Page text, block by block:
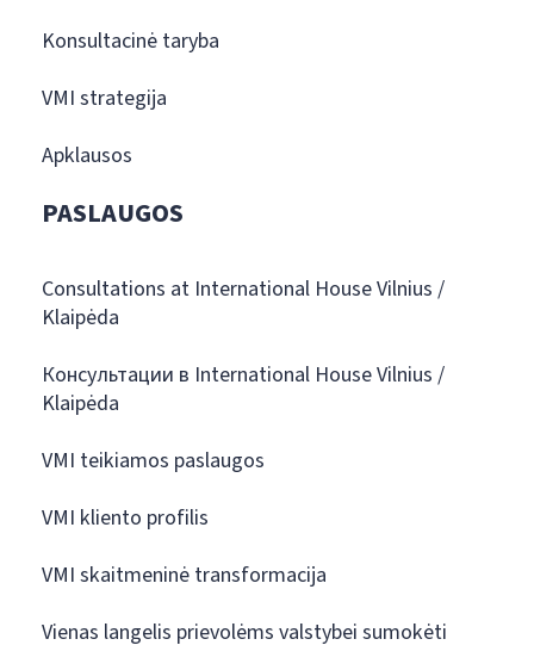
Konsultacinė taryba
VMI strategija
Apklausos
PASLAUGOS
Consultations at International House Vilnius /
Klaipėda
Консультации в International House Vilnius /
Klaipėda
VMI teikiamos paslaugos
VMI kliento profilis
VMI skaitmeninė transformacija
Vienas langelis prievolėms valstybei sumokėti